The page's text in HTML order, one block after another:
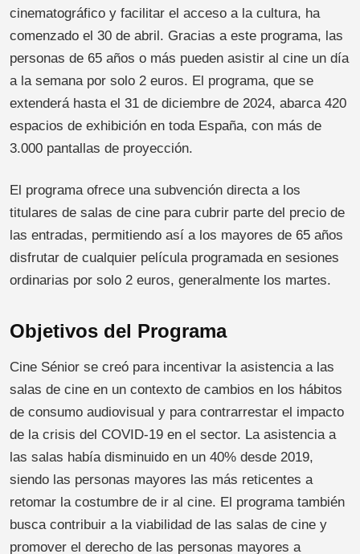
cinematográfico y facilitar el acceso a la cultura, ha
comenzado el 30 de abril. Gracias a este programa, las
personas de 65 años o más pueden asistir al cine un día
a la semana por solo 2 euros. El programa, que se
extenderá hasta el 31 de diciembre de 2024, abarca 420
espacios de exhibición en toda España, con más de
3.000 pantallas de proyección.
El programa ofrece una subvención directa a los
titulares de salas de cine para cubrir parte del precio de
las entradas, permitiendo así a los mayores de 65 años
disfrutar de cualquier película programada en sesiones
ordinarias por solo 2 euros, generalmente los martes.
Objetivos del Programa
Cine Sénior se creó para incentivar la asistencia a las
salas de cine en un contexto de cambios en los hábitos
de consumo audiovisual y para contrarrestar el impacto
de la crisis del COVID-19 en el sector. La asistencia a
las salas había disminuido en un 40% desde 2019,
siendo las personas mayores las más reticentes a
retomar la costumbre de ir al cine. El programa también
busca contribuir a la viabilidad de las salas de cine y
promover el derecho de las personas mayores a